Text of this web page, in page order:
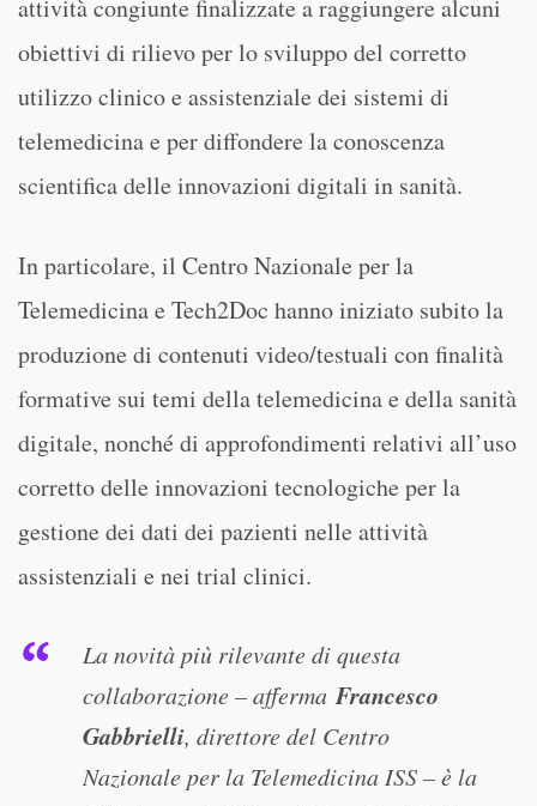
attività congiunte finalizzate a raggiungere alcuni
obiettivi di rilievo per lo sviluppo del corretto
utilizzo clinico e assistenziale dei sistemi di
telemedicina e per diffondere la conoscenza
scientifica delle innovazioni digitali in sanità.
In particolare, il Centro Nazionale per la
Telemedicina e Tech2Doc hanno iniziato subito la
produzione di contenuti video/testuali con finalità
formative sui temi della telemedicina e della sanità
digitale, nonché di approfondimenti relativi all’uso
corretto delle innovazioni tecnologiche per la
gestione dei dati dei pazienti nelle attività
assistenziali e nei trial clinici.
La novità più rilevante di questa
collaborazione – affermaFrancesco
Gabbrielli, direttore del Centro
Nazionale per la Telemedicina ISS – è la